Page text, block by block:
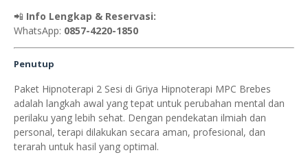
📲 Info Lengkap & Reservasi:
WhatsApp: 0857-4220-1850
Penutup
Paket Hipnoterapi 2 Sesi di Griya Hipnoterapi MPC Brebes
adalah langkah awal yang tepat untuk perubahan mental dan
perilaku yang lebih sehat. Dengan pendekatan ilmiah dan
personal, terapi dilakukan secara aman, profesional, dan
terarah untuk hasil yang optimal.